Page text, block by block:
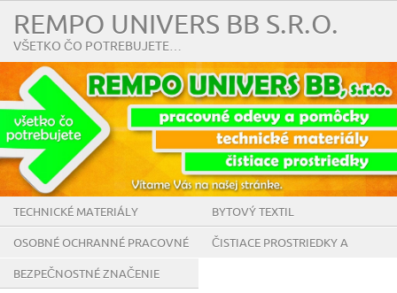
REMPO UNIVERS BB S.R.O.
VŠETKO ČO POTREBUJETE…
TECHNICKÉ MATERIÁLY BYTOVÝ TEXTIL
OSOBNÉ OCHRANNÉ PRACOVNÉ
POMÔCKY
ČISTIACE PROSTRIEDKY A
BEZPEČNOSTNÉ ZNAČENIE